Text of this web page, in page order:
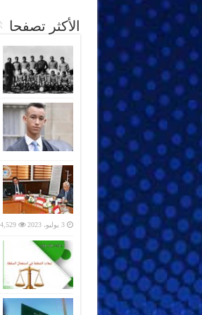
الأكثر تصفحا
3 يوليو، 2023